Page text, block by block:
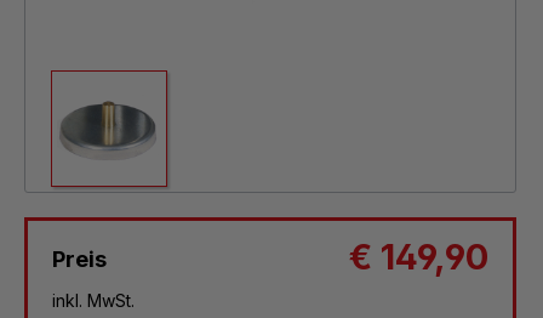
Preis € 149,90
inkl. MwSt.